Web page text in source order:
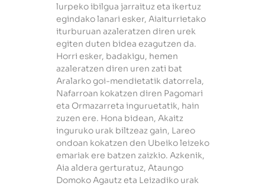
lurpeko ibilgua jarraituz eta ikertuz
egindako lanari esker, Aiaiturrietako
iturburuan azaleratzen diren urek
egiten duten bidea ezagutzen da.
Horri esker, badakigu, hemen
azaleratzen diren uren zati bat
Aralarko goi-mendietatik datorrela,
Nafarroan kokatzen diren Pagomari
eta Ormazarreta inguruetatik, hain
zuzen ere. Hona bidean, Akaitz
inguruko urak biltzeaz gain, Lareo
ondoan kokatzen den Ubeiko leizeko
emariak ere batzen zaizkio. Azkenik,
Aia aldera gerturatuz, Ataungo
Domoko Agautz eta Leizadiko urak